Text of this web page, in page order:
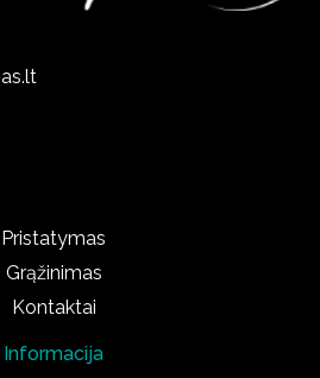
Pristatymas
Grąžinimas
Kontaktai
Informacija